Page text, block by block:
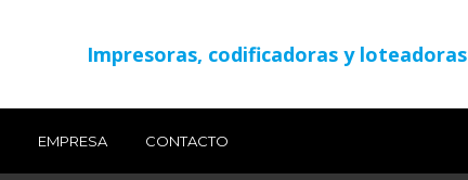
Impresoras, codificadoras y loteadoras
EMPRESA CONTACTO